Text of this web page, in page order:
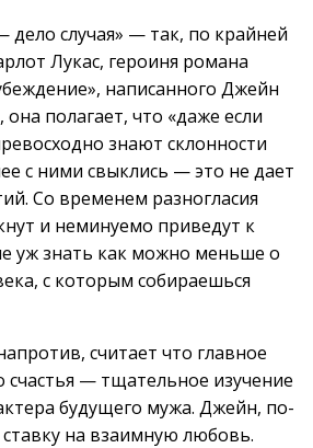
дело случая» — так, по крайней
Лукас, героиня романа
написанного Джейн
полагает, что «даже если
знают склонности
с ними свыклись — это не дает
Со временем разногласия
и неминуемо приведут к
уж знать как можно меньше о
с которым собираешься
считает что главное
счастья — тщательное изучение
будущего мужа. Джейн, по-
на взаимную любовь.